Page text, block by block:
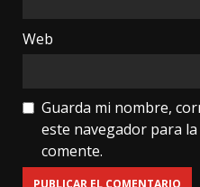
Web
Guarda mi nombre,
este navegador para
comente.